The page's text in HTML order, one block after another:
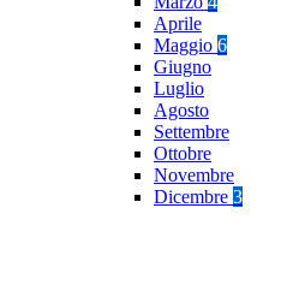
Aprile
Maggio 6
Giugno
Luglio
Agosto
Settembre
Ottobre
Novembre
Dicembre 3